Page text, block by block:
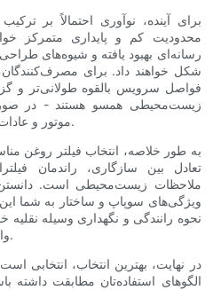
برای آینده، نوآوری احتمالاً بر ترکیب
محدودیت کم و پایداری متمرکز
رسانه‌ای بهبود یافته و شیوه‌های
شکل خواهند داد. برای
فواصل سرویس بالقوه طولانی‌تر و
زیست‌محیطی همسو هستند - در
موتور و عادات رانندگی مطابقت داشته باشند.
تعادل بین سازگاری، راندمان
ملاحظات زیست‌محیطی است. دانستن
ویژگی‌های سوپاپ و ساختار به شما
نحوه رانندگی و نگهداری وسیله نقلیه
واقعاً از موتور شما محافظت کند.
در نهایت، بهترین انتخاب، انتخابی
الگوهای استفاده‌تان مطابقت داشته